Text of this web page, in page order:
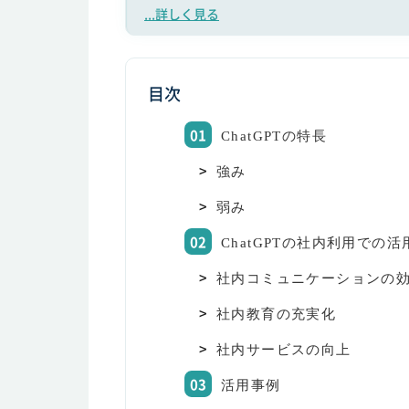
...詳しく見る
目次
ChatGPTの特長
強み
弱み
ChatGPTの社内利用での活
社内コミュニケーションの
社内教育の充実化
社内サービスの向上
活用事例